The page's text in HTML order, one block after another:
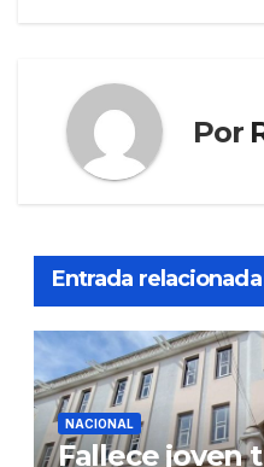
Por
Entrada relacionada
NACIONAL
Fallece joven